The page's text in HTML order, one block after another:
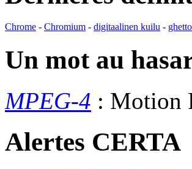
Chrome - Chromium - digitaalinen kuilu -
Un mot au
MPEG-4 : Motion
Alertes CERTA